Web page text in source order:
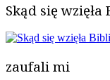
Skąd się
zaufali mi